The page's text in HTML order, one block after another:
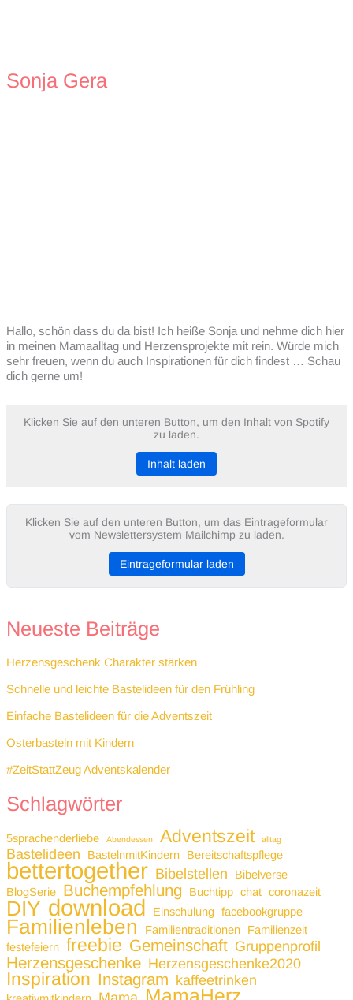
Sonja Gera
Hallo, schön dass du da bist! Ich heiße Sonja und nehme dich hier
in meinen Mamaalltag und Herzensprojekte mit rein. Würde mich
sehr freuen, wenn du auch Inspirationen für dich findest … Schau
dich gerne um!
Klicken Sie auf den unteren Button, um den Inhalt von Spotify
zu laden.
Inhalt laden
Klicken Sie auf den unteren Button, um das Eintrageformular
vom Newslettersystem Mailchimp zu laden.
Eintrageformular laden
Neueste Beiträge
Herzensgeschenk Charakter stärken
Schnelle und leichte Bastelideen für den Frühling
Einfache Bastelideen für die Adventszeit
Osterbasteln mit Kindern
#ZeitStattZeug Adventskalender
Schlagwörter
5sprachenderliebe Abendessen Adventszeit alltag
Bastelideen BastelnmitKindern Bereitschaftspflege
bettertogether Bibelstellen
Bibelverse
BlogSerie
Buchempfehlung Buchtipp chat coronazeit
DIY download Einschulung facebookgruppe
Familienleben Familientraditionen
Familienzeit
festefeiern freebie Gemeinschaft Gruppenprofil
Herzensgeschenke Herzensgeschenke2020
Inspiration Instagram kaffeetrinken